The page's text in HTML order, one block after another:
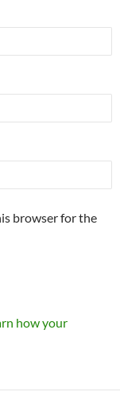
browser for the
how your